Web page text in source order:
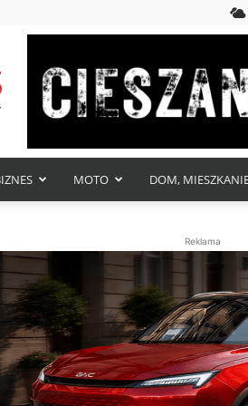
MOTO DOM,
Reklama